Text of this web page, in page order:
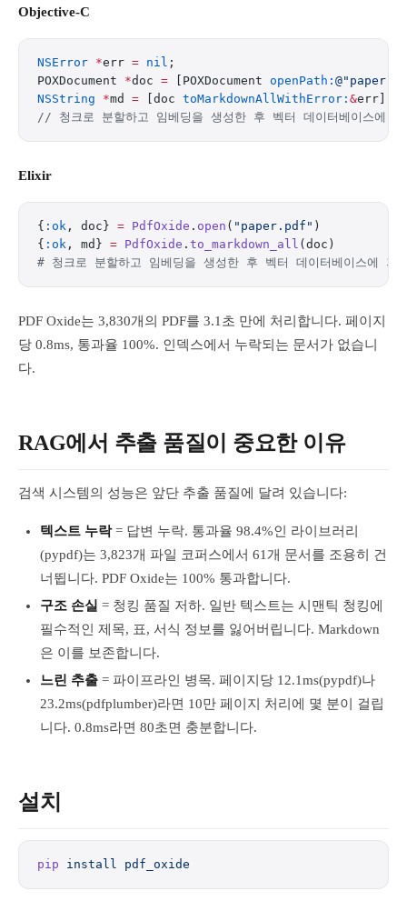
Objective-C
NSError *err = nil ;
POXDocument *doc = [POXDocument openPath:
NSString *md = [doc toMarkdownAllWithError: &err];
// 청크로 분할하고 임베딩을 생성한 후 벡터 데이터베이스에 저
Elixir
{ :ok , doc} = PdfOxide . open ( "paper.pdf" )
{ :ok , md} = PdfOxide . to_markdown_all (doc)
# 청크로 분할하고 임베딩을 생성한 후 벡터 데이터베이스에 저
PDF Oxide는 3,830개의 PDF를 3.1초 만에 처리합니다. 페이지
당 0.8ms, 통과율 100%. 인덱스에서 누락되는 문서가 없습니
다.
RAG에서 추출 품질이 중요한 이유
검색 시스템의 성능은 앞단 추출 품질에 달려 있습니다:
텍스트 누락= 답변 누락. 통과율 98.4%인 라이브러리
(pypdf)는 3,823개 파일 코퍼스에서 61개 문서를 조용히 건
너뜁니다. PDF Oxide는 100% 통과합니다.
구조 손실 = 청킹 품질 저하. 일반 텍스트는 시맨틱 청킹에
필수적인 제목, 표, 서식 정보를 잃어버립니다. Markdown
은 이를 보존합니다.
느린 추출 = 파이프라인 병목. 페이지당 12.1ms(pypdf)나
23.2ms(pdfplumber)라면 10만 페이지 처리에 몇 분이 걸립
니다. 0.8ms라면 80초면 충분합니다.
설치
pip install pdf_oxide